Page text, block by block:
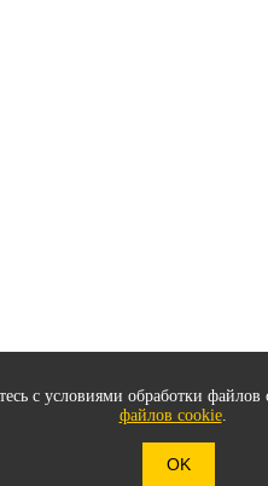
с условиями обработки
файлов cookie.
OK